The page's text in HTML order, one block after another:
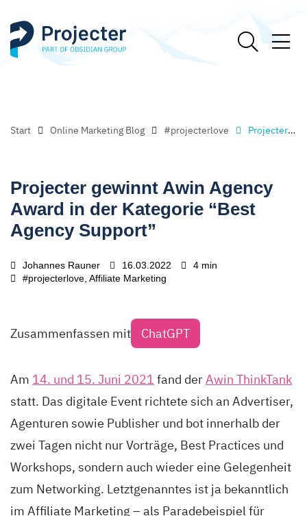
Start Online Marketing Blog #projecterlove Projecter gewinnt Awin Agency Award in der Kategorie “Best Agency Support”
Projecter gewinnt Awin Agency
Award in der Kategorie “Best
Agency Support”
Johannes Rauner 16.03.2022
4 min
#projecterlove, Affiliate Marketing
Zusammenfassen mit ChatGPT
Am 14. und 15. Juni 2021 fand derAwin ThinkTank
statt. Das digitale Event richtete sich an Advertiser,
Agenturen sowie Publisher und bot innerhalb der
zwei Tagen nicht nur Vorträge, Best Practices und
Workshops, sondern auch wieder eine Gelegenheit
zum Networking. Letztgenanntes ist ja bekanntlich
im Affiliate Marketing – als Paradebeispiel für